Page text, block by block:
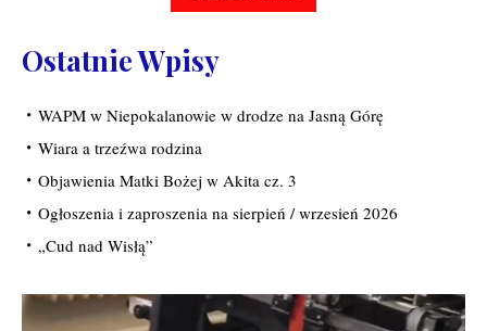
Ostatnie Wpisy
WAPM w Niepokalanowie w drodze na Jasną Górę
Wiara a trzeźwa rodzina
Objawienia Matki Bożej w Akita cz. 3
Ogłoszenia i zaproszenia na sierpień / wrzesień 2026
„Cud nad Wisłą”